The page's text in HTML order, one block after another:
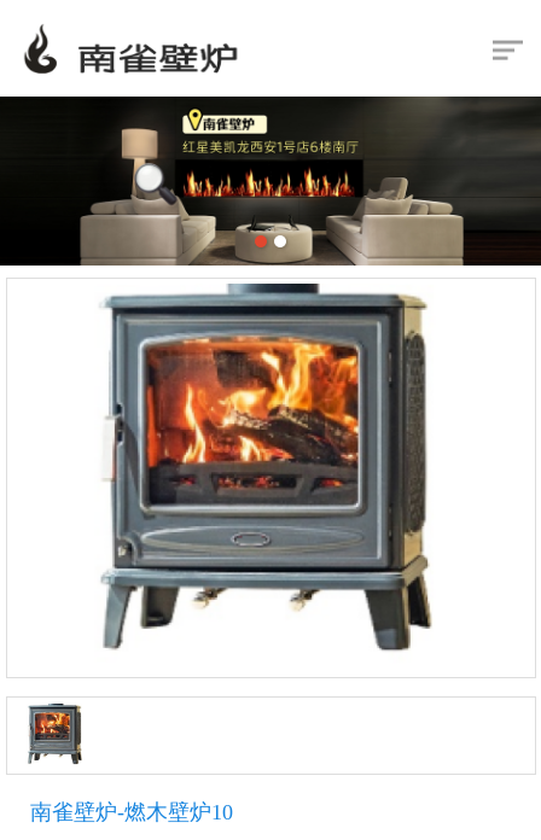
南雀壁炉-燃木壁炉10